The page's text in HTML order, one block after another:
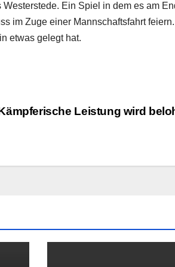
Ein Spiel in dem es am
im Zuge einer Mannschaftsfahrt feiern.
etwas gelegt hat.
Leistung wird